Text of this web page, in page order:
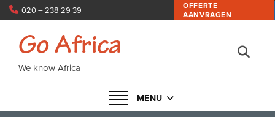
OFFERTE
AANVRAGEN
020 – 238 29 39
Navigatie in- of uitklappen
MENU
Go Africa
We know Africa